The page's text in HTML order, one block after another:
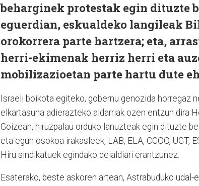
beharginek protestak egin dituzte
eguerdian, eskualdeko langileak
orokorrera parte hartzera; eta,
herri-ekimenak herriz herri eta
mobilizazioetan parte hartu dute
Israeli boikota egiteko, gobernu genozida horregaz
elkartasuna adierazteko aldarriak ozen entzun dira
Goizean, hiruzpalau orduko lanuzteak egin dituzte
eta egun osokoa irakasleek, LAB, ELA, CCOO, UGT,
Hiru sindikatuek egindako deialdiari erantzunez.
Esaterako, beste askoren artean, Astrabuduko